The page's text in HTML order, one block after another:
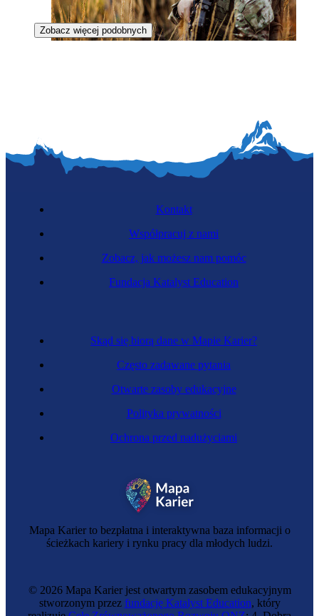
Zawód regulowany
Zobacz więcej podobnych
Mapa Karier to bezpłatna i interaktywna baza informacji o
ścieżkach kariery i rynku pracy dla młodych ludzi.
Skąd się biorą dane w Mapie Karier?
Często zadawane pytania
Otwarte zasoby edukacyjne
Polityka prywatności
Ochrona przed nadużyciami
Kontakt
Współpracuj z nami
Zobacz, jak możesz nam pomóc
Fundacja Katalyst Education
© 2026 Mapa Karier jest otwartym zasobem edukacyjnym
stworzonym przez fundację Katalyst Education, który